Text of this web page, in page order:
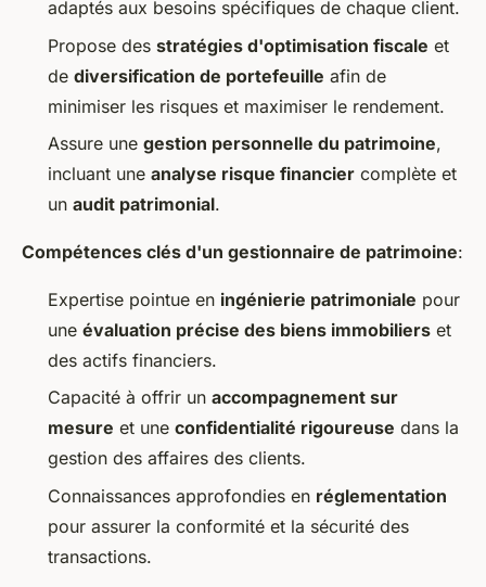
adaptés aux besoins spécifiques de chaque client.
Propose des stratégies d'optimisation fiscale et
de diversification de portefeuille afin de
minimiser les risques et maximiser le rendement.
Assure une gestion personnelle du patrimoine,
incluant une analyse risque financier complète et
un audit patrimonial.
Compétences clés d'un gestionnaire de patrimoine:
Expertise pointue en ingénierie patrimoniale pour
une évaluation précise des biens immobiliers et
des actifs financiers.
Capacité à offrir un accompagnement sur
mesure et une confidentialité rigoureuse dans la
gestion des affaires des clients.
Connaissances approfondies en réglementation
pour assurer la conformité et la sécurité des
transactions.